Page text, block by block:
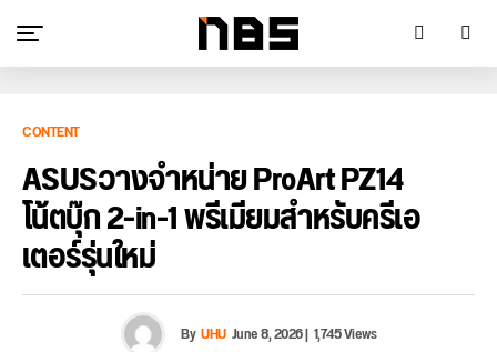
CONTENT
ASUSวางจำหน่าย ProArt PZ14
โน้ตบุ๊ก 2-in-1 พรีเมียมสำหรับครีเอ
เตอร์รุ่นใหม่
ByUHU June 8, 2026| 1,745 Views